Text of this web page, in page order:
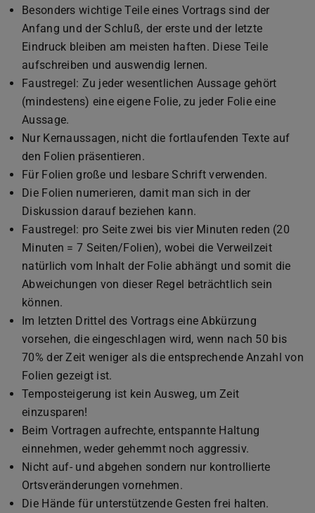
Besonders wichtige Teile eines Vortrags sind der
Anfang und der Schluß, der erste und der letzte
Eindruck bleiben am meisten haften. Diese Teile
aufschreiben und auswendig lernen.
Faustregel: Zu jeder wesentlichen Aussage gehört
(mindestens) eine eigene Folie, zu jeder Folie eine
Aussage.
Nur Kernaussagen, nicht die fortlaufenden Texte auf
den Folien präsentieren.
Für Folien große und lesbare Schrift verwenden.
Die Folien numerieren, damit man sich in der
Diskussion darauf beziehen kann.
Faustregel: pro Seite zwei bis vier Minuten reden (20
Minuten = 7 Seiten/Folien), wobei die Verweilzeit
natürlich vom Inhalt der Folie abhängt und somit die
Abweichungen von dieser Regel beträchtlich sein
können.
Im letzten Drittel des Vortrags eine Abkürzung
vorsehen, die eingeschlagen wird, wenn nach 50 bis
70% der Zeit weniger als die entsprechende Anzahl von
Folien gezeigt ist.
Temposteigerung ist kein Ausweg, um Zeit
einzusparen!
Beim Vortragen aufrechte, entspannte Haltung
einnehmen, weder gehemmt noch aggressiv.
Nicht auf- und abgehen sondern nur kontrollierte
Ortsveränderungen vornehmen.
Die Hände für unterstützende Gesten frei halten.